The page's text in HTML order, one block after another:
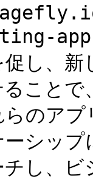
し、
こと
のア
シッ
し、